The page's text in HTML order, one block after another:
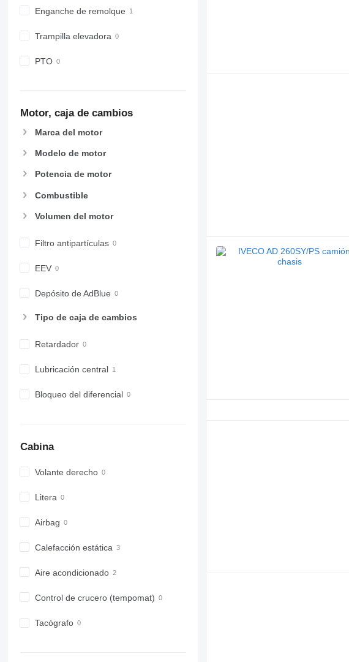
Enganche de remolque
Trampilla elevadora
PTO
Motor, caja de cambios
Marca del motor
Modelo de motor
Potencia de motor
Combustible
Volumen del motor
Filtro antipartículas
EEV
Depósito de AdBlue
Tipo de caja de cambios
Retardador
Lubricación central
Bloqueo del diferencial
Cabina
Volante derecho
Litera
Airbag
Calefacción estática
Aire acondicionado
Control de crucero (tempomat)
Tacógrafo